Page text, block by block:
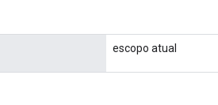
escopo atual